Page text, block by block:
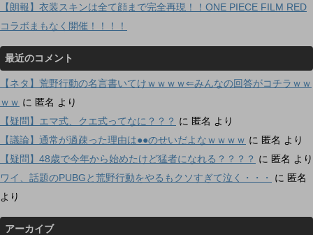
【朗報】衣装スキンは全て顔まで完全再現！！ONE PIECE FILM RED
コラボまもなく開催！！！！
最近のコメント
【ネタ】荒野行動の名言書いてけｗｗｗｗ⇐みんなの回答がコチラｗｗ
ｗｗ に 匿名 より
【疑問】エマ式、クエ式ってなに？？？ に 匿名 より
【議論】通常が過疎った理由は●●のせいだよなｗｗｗｗ に 匿名 より
【疑問】48歳で今年から始めたけど猛者になれる？？？？ に 匿名 より
ワイ、話題のPUBGと荒野行動をやるもクソすぎて泣く・・・
に 匿名
より
アーカイブ